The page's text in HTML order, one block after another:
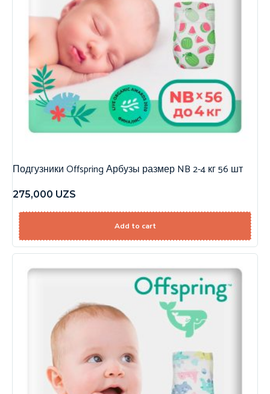
Подгузники Offspring Арбузы размер NB 2-4 кг 56 шт
275,000 UZS
Add to cart